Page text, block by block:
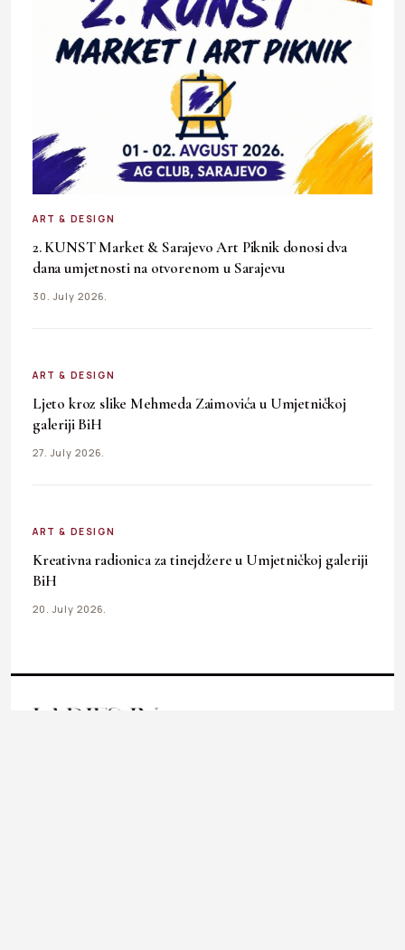
ART & DESIGN
2. KUNST Market & Sarajevo Art Piknik donosi dva
dana umjetnosti na otvorenom u Sarajevu
30. July 2026.
ART & DESIGN
Ljeto kroz slike Mehmeda Zaimovića u Umjetničkoj
galeriji BiH
27. July 2026.
ART & DESIGN